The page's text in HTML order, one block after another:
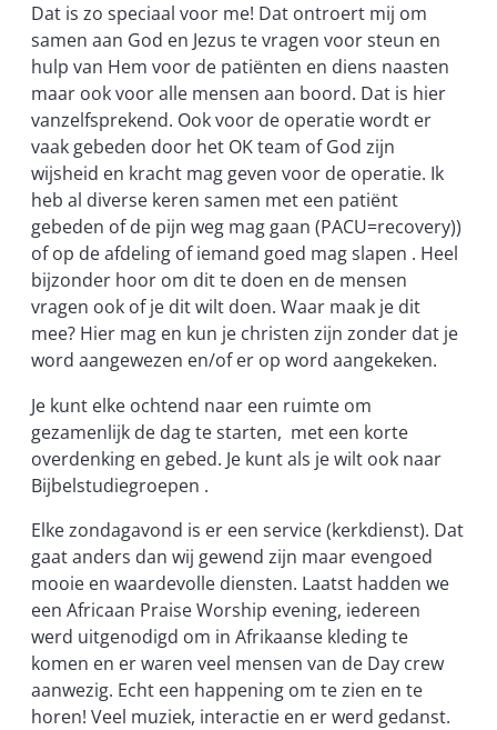
Dat is zo speciaal voor me! Dat ontroert mij om
samen aan God en Jezus te vragen voor steun en
hulp van Hem voor de patiënten en diens naasten
maar ook voor alle mensen aan boord. Dat is hier
vanzelfsprekend. Ook voor de operatie wordt er
vaak gebeden door het OK team of God zijn
wijsheid en kracht mag geven voor de operatie. Ik
heb al diverse keren samen met een patiënt
gebeden of de pijn weg mag gaan (PACU=recovery))
of op de afdeling of iemand goed mag slapen . Heel
bijzonder hoor om dit te doen en de mensen
vragen ook of je dit wilt doen. Waar maak je dit
mee? Hier mag en kun je christen zijn zonder dat je
word aangewezen en/of er op word aangekeken.
Je kunt elke ochtend naar een ruimte om
gezamenlijk de dag te starten, met een korte
overdenking en gebed. Je kunt als je wilt ook naar
Bijbelstudiegroepen .
Elke zondagavond is er een service (kerkdienst). Dat
gaat anders dan wij gewend zijn maar evengoed
mooie en waardevolle diensten. Laatst hadden we
een Africaan Praise Worship evening, iedereen
werd uitgenodigd om in Afrikaanse kleding te
komen en er waren veel mensen van de Day crew
aanwezig. Echt een happening om te zien en te
horen! Veel muziek, interactie en er werd gedanst.